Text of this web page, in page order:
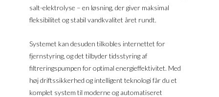
salt-elektrolyse – en løsning, der giver maksimal
fleksibilitet og stabil vandkvalitet året rundt.
Systemet kan desuden tilkobles internettet for
fjernstyring, og det tilbyder tidsstyring af
filtreringspumpen for optimal energieffektivitet. Med
høj driftssikkerhed og intelligent teknologi får du et
komplet system til moderne og automatiseret